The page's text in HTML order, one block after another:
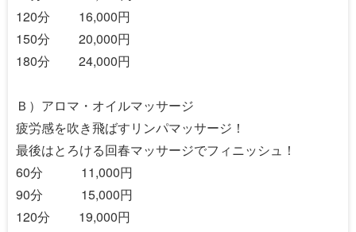
120分 16,000円
150分 20,000円
180分 24,000円
Ｂ）アロマ・オイルマッサージ
疲労感を吹き飛ばすリンパマッサージ！
最後はとろける回春マッサージでフィニッシュ！
60分 11,000円
90分 15,000円
120分 19,000円